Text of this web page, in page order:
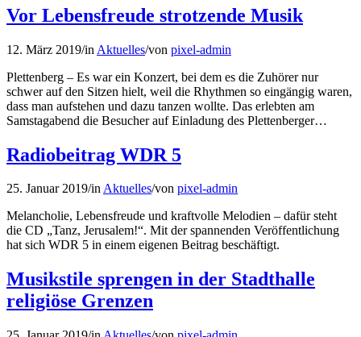
Vor Lebensfreude strotzende Musik
12. März 2019/in Aktuelles/von pixel-admin
Plettenberg – Es war ein Konzert, bei dem es die Zuhörer nur
schwer auf den Sitzen hielt, weil die Rhythmen so eingängig waren,
dass man aufstehen und dazu tanzen wollte. Das erlebten am
Samstagabend die Besucher auf Einladung des Plettenberger…
Radiobeitrag WDR 5
25. Januar 2019/inAktuelles/von pixel-admin
Melancholie, Lebensfreude und kraftvolle Melodien – dafür steht
die CD „Tanz, Jerusalem!“. Mit der spannenden Veröffentlichung
hat sich WDR 5 in einem eigenen Beitrag beschäftigt.
Musikstile sprengen in der Stadthalle
religiöse Grenzen